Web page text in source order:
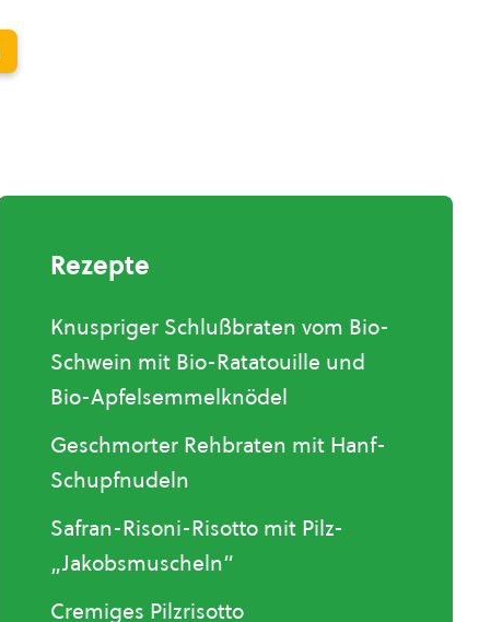
Rezepte
Knuspriger Schlußbraten vom Bio-
Schwein mit Bio-Ratatouille und
Bio-Apfelsemmelknödel
Geschmorter Rehbraten mit Hanf-
Schupfnudeln
Safran-Risoni-Risotto mit Pilz-
„Jakobsmuscheln“
Cremiges Pilzrisotto